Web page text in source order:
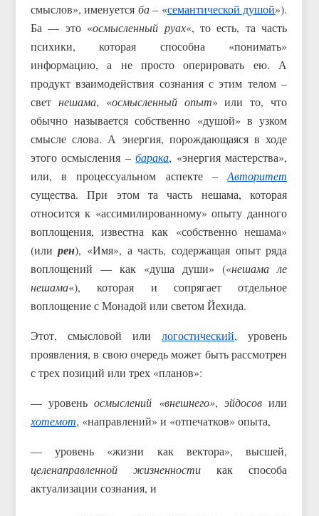
смыслов», именуется ба– «семантической душой»).
Ба — это «осмысленный руах«, то есть, та часть
психики, которая способна «понимать»
информацию, а не просто оперировать ею. А
продукт взаимодействия сознания с этим телом –
свет нешама, «осмысленный опыт» или то, что
обычно называется собственно «душой» в узком
смысле слова. А энергия, порождающаяся в ходе
этого осмысления –барака, «энергия мастерства»,
или, в процессуальном аспекте –Авторитет
существа. При этом та часть нешама, которая
относится к «ассимилированному» опыту данного
воплощения, известна как «собственно нешама»
(илирен), «Имя», а часть, содержащая опыт ряда
воплощений — как «душа души» («нешама ле
нешама«), которая и сопрягает отдельное
воплощение с Монадой или светом Йехида.
Этот, смысловой илилогостический, уровень
проявления, в свою очередь может быть рассмотрен
с трех позиций или трех «планов»:
— уровеньосмыслений «внешнего»,эйдосов или
хотемот, «направлений» и «отпечатков» опыта,
— уровень «жизни как вектора», высшей,
целенаправленной жизненностикак способа
актуализации сознания, и